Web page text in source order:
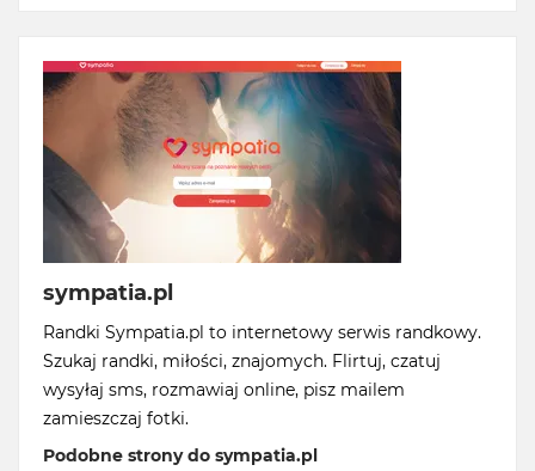
sympatia.pl
Randki Sympatia.pl to internetowy serwis randkowy.
Szukaj randki, miłości, znajomych. Flirtuj, czatuj
wysyłaj sms, rozmawiaj online, pisz mailem
zamieszczaj fotki.
Podobne strony do sympatia.pl